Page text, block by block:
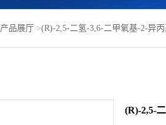
产品展厅 >(R)-2,5-二氢-3,6-二甲氧基-2-异
(R)-2,5-